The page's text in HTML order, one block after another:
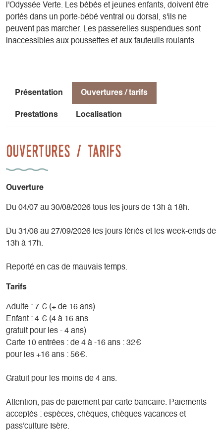
sève, les hôtes de la forêt, la régénération ...
Vous pouvez venir librement aux horaires mentionnés. La
réservation n'est obligatoire que pour les groupes scolaires,
l'Odyssée Verte. Les bébés et jeunes enfants, doivent être
portés dans un porte-bébé ventral ou dorsal, s'ils ne
peuvent pas marcher. Les passerelles suspendues sont
inaccessibles aux poussettes et aux fauteuils roulants.
Présentation Ouvertures / tarifs
Prestations Localisation
Ouvertures / tarifs
Ouverture
Du 04/07 au 30/08/2026 tous les jours de 13h à 18h.
Du 31/08 au 27/09/2026 les jours fériés et les week-ends de
13h à 17h.
Reporté en cas de mauvais temps.
Tarifs
Adulte : 7 € (+ de 16 ans)
Enfant : 4 € (4 à 16 ans
gratuit pour les - 4 ans)
Carte 10 entrées : de 4 à -16 ans : 32€
pour les +16 ans : 56€.
Gratuit pour les moins de 4 ans.
Attention, pas de paiement par carte bancaire. Paiements
acceptés : espèces, chèques, chèques vacances et
pass'culture Isère.